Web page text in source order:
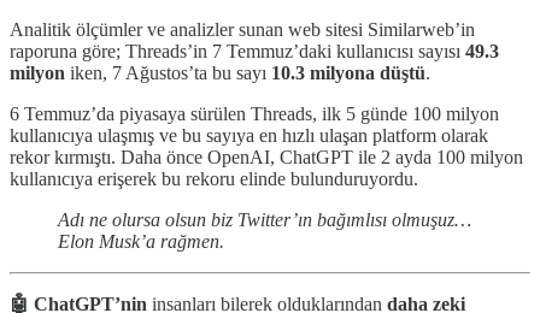
Analitik ölçümler ve analizler sunan web sitesi Similarweb’in
raporuna göre; Threads’in 7 Temmuz’daki kullanıcısı sayısı 49.3
milyon iken, 7 Ağustos’ta bu sayı 10.3 milyona düştü.
6 Temmuz’da piyasaya sürülen Threads, ilk 5 günde 100 milyon
kullanıcıya ulaşmış ve bu sayıya en hızlı ulaşan platform olarak
rekor kırmıştı. Daha önce OpenAI, ChatGPT ile 2 ayda 100 milyon
kullanıcıya erişerek bu rekoru elinde bulunduruyordu.
Adı ne olursa olsun biz Twitter’ın bağımlısı olmuşuz…
Elon Musk’a rağmen.
🤖 ChatGPT’nin insanları bilerek olduklarından daha zeki